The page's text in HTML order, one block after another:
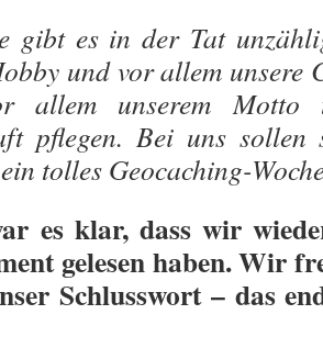
gibt es in der Tat
und vor allem unsere
allem unserem
pflegen. Bei uns
tolles Geocaching-
es klar, dass wir
gelesen haben. Wir
Schlusswort – das